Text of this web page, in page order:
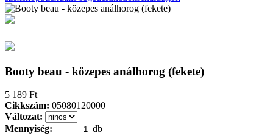
Booty beau - közepes análhorog (fekete)
5 189 Ft
Cikkszám: 05080120000
Változat:
Mennyiség:
db